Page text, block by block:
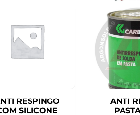
RESPINGO
SILICONE
ANTI